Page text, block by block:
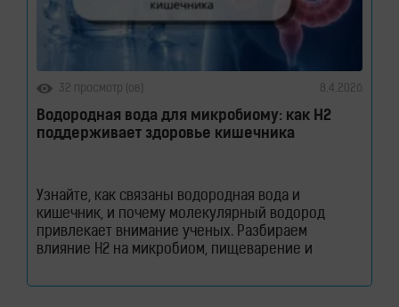
32 просмотр (ов) 8.4.2026
Водородная вода для микробиому: как H2
поддерживает здоровье кишечника
Узнайте, как связаны водородная вода и
кишечник, и почему молекулярный водород
привлекает внимание ученых. Разбираем
влияние H2 на микробиом, пищеварение и
вода влияет на кишечник и микробиом. Кишечник